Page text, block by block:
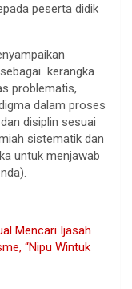
peserta didik
kerangka
problematis,
dalam proses
disiplin sesuai
sistematik dan
untuk menjawab
Mencari Ijasah
“Nipu Wintuk